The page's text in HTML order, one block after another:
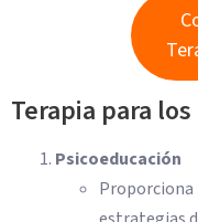
Terapia para
Psicoeducación